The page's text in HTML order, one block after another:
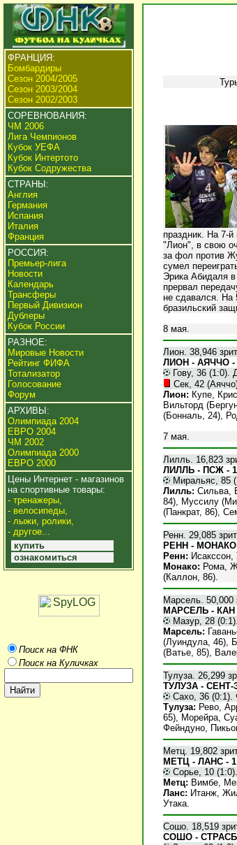
ФРАНЦИЯ:
Бомбардиры
Сезон 2004/2005
Сезон 2003/2004
Сезон 2002/2003
СОРЕВНОВАНИЯ:
ЧМ 2006
Лига Чемпионов
Кубок УЕФА
Кубок Интертото
Кубок Содружества
СТРАНЫ:
Англия
Германия
Испания
Италия
Франция
РОССИЯ:
Премьер-лига
Новости
Календарь
Трансферы
Первый Дивизион
Дублеры
Кубок России
РАЗНОЕ:
Мировые Новости
Рейтинг ФИФА
Тотализатор
Голосование
Форум
АРХИВЫ:
Олимпиада 2004
ЕВРО 2004
ЧМ 2002
Олимпиада 2000
ЕВРО 2000
Цены Интернет - магазинов
на спортивные товары:
- тренажеры,
- велосипеды,
- лыжи, ролики,
- другое...
купить
ознакомиться
Поиск на ФНК
Поиск на Куличках
праздник. На 7-
"Лион", в свою
за фол против
сумел
Эрика Абидаля
прервал
не сдавался. На
бразильский
8 мая.
Лион. 38,946
ЛИОН - АЯЧЧО -
Гову, 36 (1:0).
Сек, 42
Лион: Купе,
Вильторд
(Бонналь, 24),
7 мая.
Лилль. 16,823
ЛИЛЛЬ - ПСЖ -
Миральяс, 85
Лилль: Сильва,
84), Муссилу
(Панкрат, 86),
Ренн. 29,085
РЕНН - МОНАКО
Ренн:
Монако: Рома,
(Каллон, 86).
Марсель. 50,000
МАРСЕЛЬ - КАН
Мазур, 28
Марсель:
(Луиндула, 46),
(Ватье, 85),
Тулуза. 26,299
ТУЛУЗА - СЕНТ-
Сахо, 36 (0:1).
Тулуза: Рево,
65), Морейра,
Фейндуно,
Метц. 19,802
МЕТЦ - ЛАНС -
Сорье, 10
Метц: Вимбе,
Ланс: Итанж,
Утака.
Сошо. 18,519
СОШО -